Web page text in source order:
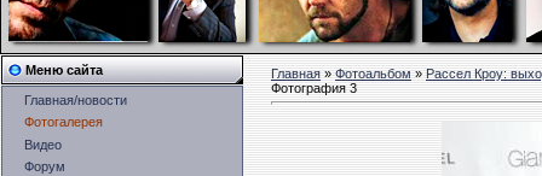
Меню сайта
Главная/новости
Фотогалерея
Видео
Форум
Главная»Фотоальбом»Рассел Кроу:
Фотография 3